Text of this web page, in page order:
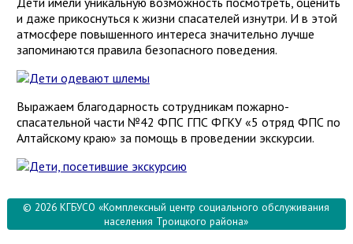
и даже прикоснуться к жизни спасателей изнутри. И в этой
атмосфере повышенного интереса значительно лучше
запоминаются правила безопасного поведения.
Выражаем благодарность сотрудникам пожарно-
спасательной части №42 ФПС ГПС ФГКУ «5 отряд ФПС по
Алтайскому краю» за помощь в проведении экскурсии.
© 2026 КГБУСО «Комплексный центр социального обслуживания
населения Троицкого района»